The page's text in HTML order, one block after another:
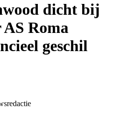
dicht bij
Roma
geschil